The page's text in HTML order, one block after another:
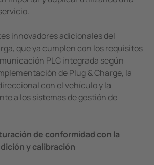
innovadores adicionales del
que ya cumplen con los requisitos
PLC integrada según
de Plug & Charge, la
con el vehículo y la
a los sistemas de gestión de
de conformidad con la
y calibración